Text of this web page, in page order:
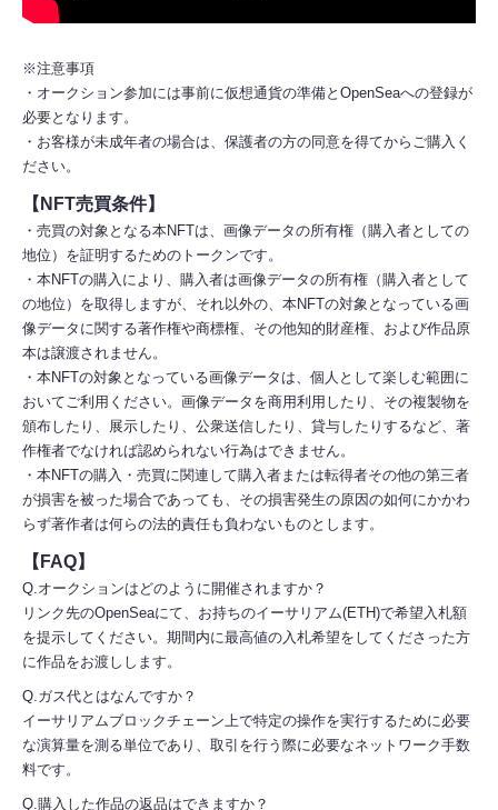
※注意事項
・オークション参加には事前に仮想通貨の準備とOpenSeaへの登録が
必要となります。
・お客様が未成年者の場合は、保護者の方の同意を得てからご購入く
ださい。
【NFT売買条件】
・売買の対象となる本NFTは、画像データの所有権（購入者としての
地位）を証明するためのトークンです。
・︎本NFTの購入により、購入者は画像データの所有権（購入者として
の地位）を取得しますが、それ以外の、本NFTの対象となっている画
像データに関する著作権や商標権、その他知的財産権、および作品原
本は譲渡されません。
・本NFTの対象となっている画像データは、個人として楽しむ範囲に
おいてご利用ください。画像データを商用利用したり、その複製物を
頒布したり、展示したり、公衆送信したり、貸与したりするなど、著
作権者でなければ認められない行為はできません。
・本NFTの購入・売買に関連して購入者または転得者その他の第三者
が損害を被った場合であっても、その損害発生の原因の如何にかかわ
らず著作者は何らの法的責任も負わないものとします。
【FAQ】
Q.オークションはどのように開催されますか？
リンク先のOpenSeaにて、お持ちのイーサリアム(ETH)で希望入札額
を提示してください。期間内に最高値の入札希望をしてくださった方
に作品をお渡しします。
Q.ガス代とはなんですか？
イーサリアムブロックチェーン上で特定の操作を実行するために必要
な演算量を測る単位であり、取引を行う際に必要なネットワーク手数
料です。
Q.購入した作品の返品はできますか？